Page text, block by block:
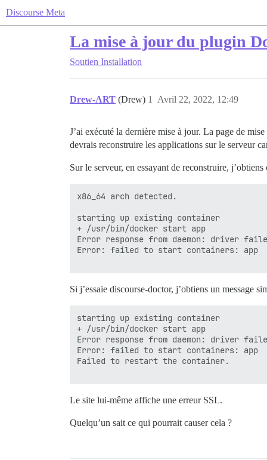
Discourse Meta
La mise à jour du plugin
Soutien Installation
Drew-ART (Drew) Avril 22, 2022, 12:49
1
J’ai exécuté la dernière mise à jour. La page de
devrais reconstruire les applications sur le serveur
Sur le serveur, en essayant de reconstruire, j’obtiens
x86_64 arch detected.
starting up existing container
+ /usr/bin/docker start app
Error response from daemon: driver
Error: failed to start containers: app
Si j’essaie discourse-doctor, j’obtiens un message
starting up existing container
+ /usr/bin/docker start app
Error response from daemon: driver
Error: failed to start containers: app
Failed to restart the container.
Le site lui-même affiche une erreur SSL.
Quelqu’un sait ce qui pourrait causer cela ?